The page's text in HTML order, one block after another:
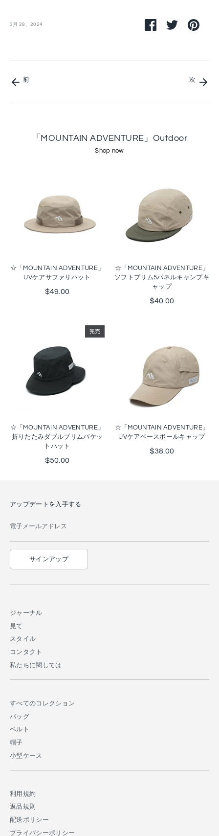
3月 28、2024
Facebook
で
ツ
ピ
前 次
「MOUNTAIN ADVENTURE」Outdoor
Shop now
☆「MOUNTAIN ADVENTURE」
UVケアサファリハット
$49.00
☆「MOUNTAIN ADVENTURE」
ソフトブリム5パネルキャンプキ
ャップ
$40.00
☆「MOUNTAIN ADVENTURE」
折りたたみダブルブリムバケッ
トハット
$50.00
完売
☆「MOUNTAIN ADVENTURE」
UVケアベースボールキャップ
$38.00
アップデートを入手する
電子メールアドレス
サインアップ
ジャーナル
見て
スタイル
コンタクト
私たちに関しては
すべてのコレクション
バッグ
ベルト
帽子
小型ケース
利用規約
返品規則
配送ポリシー
プライバシーポリシー